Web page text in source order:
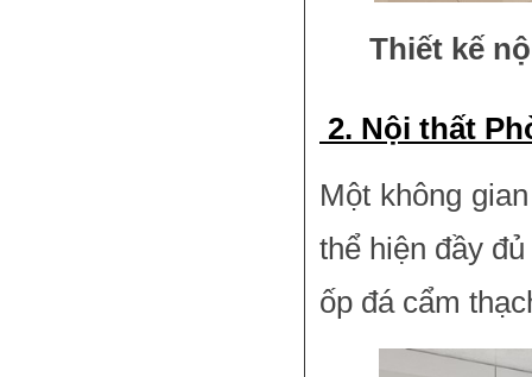
Thiết kế
2. Nội thất
Một không
thể hiện đầy
ốp đá cẩm